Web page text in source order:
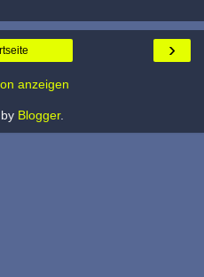
›
anzeigen
Blogger.